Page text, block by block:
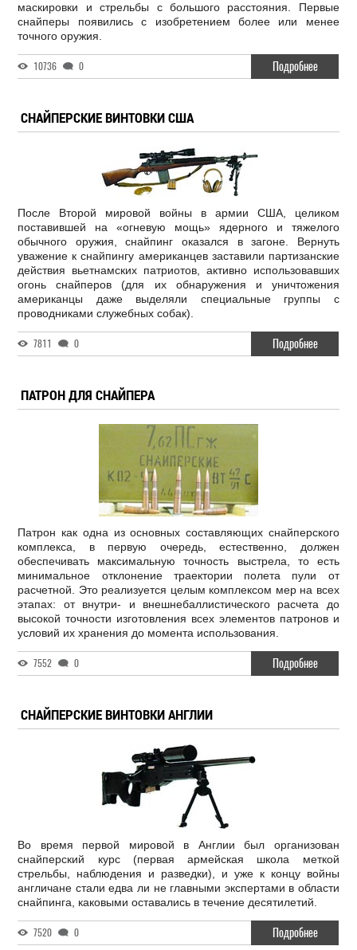
маскировки и стрельбы с большого расстояния. Первые
снайперы появились с изобретением более или менее
точного оружия.
10736 0 Подробнее
СНАЙПЕРСКИЕ ВИНТОВКИ США
После Второй мировой войны в армии США, целиком
поставившей на «огневую мощь» ядерного и тяжелого
обычного оружия, снайпинг оказался в загоне. Вернуть
уважение к снайпингу американцев заставили партизанские
действия вьетнамских патриотов, активно использовавших
огонь снайперов (для их обнаружения и уничтожения
американцы даже выделяли специальные группы с
проводниками служебных собак).
7811 0 Подробнее
ПАТРОН ДЛЯ СНАЙПЕРА
Патрон как одна из основных составляющих снайперского
комплекса, в первую очередь, естественно, должен
обеспечивать максимальную точность выстрела, то есть
минимальное отклонение траектории полета пули от
расчетной. Это реализуется целым комплексом мер на всех
этапах: от внутри- и внешнебаллистического расчета до
высокой точности изготовления всех элементов патронов и
условий их хранения до момента использования.
7552 0 Подробнее
СНАЙПЕРСКИЕ ВИНТОВКИ АНГЛИИ
Во время первой мировой в Англии был организован
снайперский курс (первая армейская школа меткой
стрельбы, наблюдения и разведки), и уже к концу войны
англичане стали едва ли не главными экспертами в области
снайпинга, каковыми оставались в течение десятилетий.
7520 0 Подробнее